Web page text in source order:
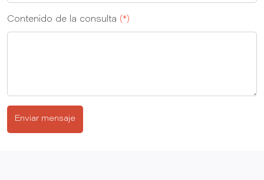
Contenido de la consulta (*)
Enviar mensaje